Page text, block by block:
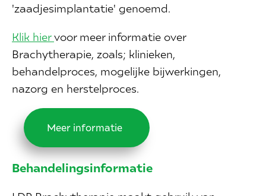
'zaadjesimplantatie' genoemd.
Klik hiervoor meer informatie over
Brachytherapie, zoals; klinieken,
behandelproces, mogelijke bijwerkingen,
nazorg en herstelproces.
Meer informatie
Behandelingsinformatie